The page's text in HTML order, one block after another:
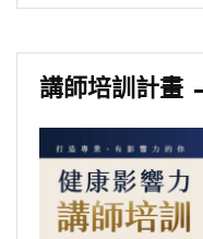
講師培訓計畫